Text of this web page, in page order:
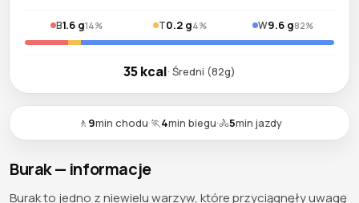
B1.6 g14% T0.2 g4% W9.6 g82%
35 kcal· Średni (82g)
🚶 9min chodu·🏃4min biegu·🚴5min jazdy
Burak — informacje
Burak to jedno z niewielu warzyw, które przyciągnęły uwagę